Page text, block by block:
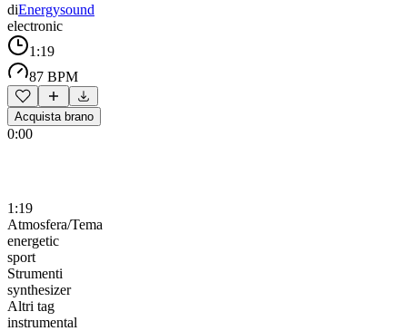
diEnergysound
electronic
1:19
87 BPM
Acquista brano
0:00
1:19
Atmosfera/Tema
energetic
sport
Strumenti
synthesizer
Altri tag
instrumental